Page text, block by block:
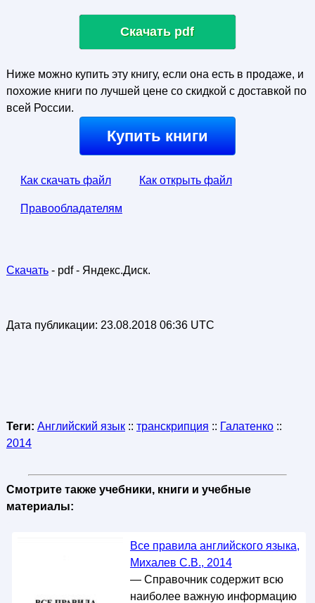
Скачать pdf
Ниже можно купить эту книгу, если она есть в продаже, и
похожие книги по лучшей цене со скидкой с доставкой по
всей России.
Купить книги
Как скачать файл Как открыть файл
Правообладателям
Скачать- pdf - Яндекс.Диск.
Дата публикации: 23.08.2018 06:36 UTC
Теги: Английский язык:: транскрипция :: Галатенко::
2014
Смотрите также учебники, книги и учебные
материалы:
Все правила английского языка,
Михалев С.В., 2014
— Справочник содержит всю
наиболее важную информацию